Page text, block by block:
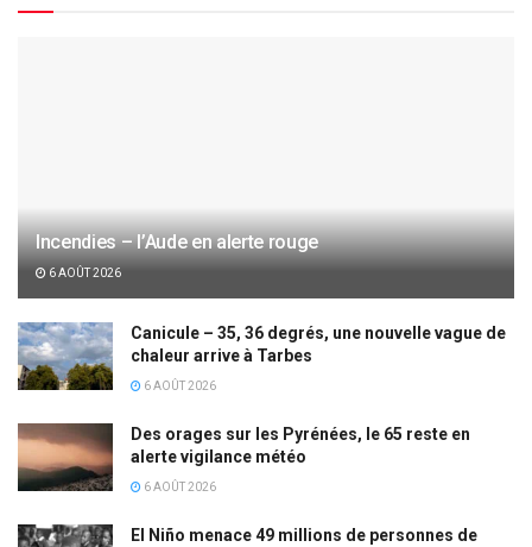
Incendies – l’Aude en alerte rouge
6 AOÛT 2026
Canicule – 35, 36 degrés, une nouvelle vague de
chaleur arrive à Tarbes
6 AOÛT 2026
Des orages sur les Pyrénées, le 65 reste en
alerte vigilance météo
6 AOÛT 2026
El Niño menace 49 millions de personnes de